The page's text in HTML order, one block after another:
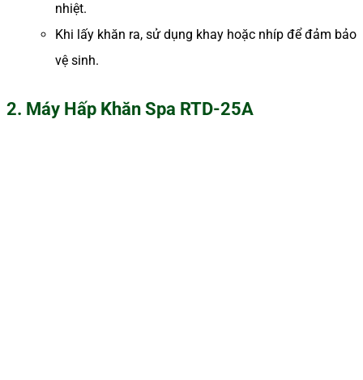
nhiệt.
Khi lấy khăn ra, sử dụng khay hoặc nhíp để đảm bảo
vệ sinh.
2. Máy Hấp Khăn Spa RTD-25A